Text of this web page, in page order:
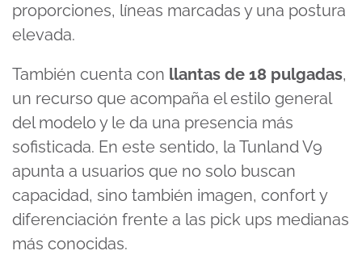
proporciones, líneas marcadas y una postura
elevada.
También cuenta con llantas de 18 pulgadas,
un recurso que acompaña el estilo general
del modelo y le da una presencia más
sofisticada. En este sentido, la Tunland V9
apunta a usuarios que no solo buscan
capacidad, sino también imagen, confort y
diferenciación frente a las pick ups medianas
más conocidas.